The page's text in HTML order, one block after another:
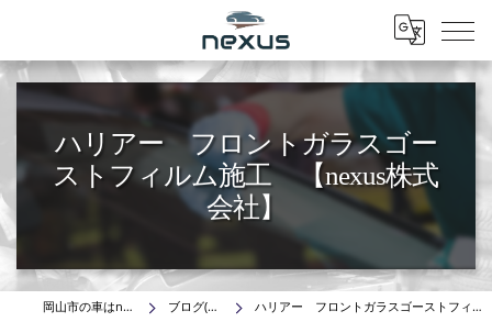
Menu
ハリアー フロントガラスゴー
ストフィルム施工 【nexus株式
会社】
岡山市の車はnexus株式会社 ブログ(施工事例) ハリアー フロントガラスゴーストフィルム施工 【nexus株式会社】